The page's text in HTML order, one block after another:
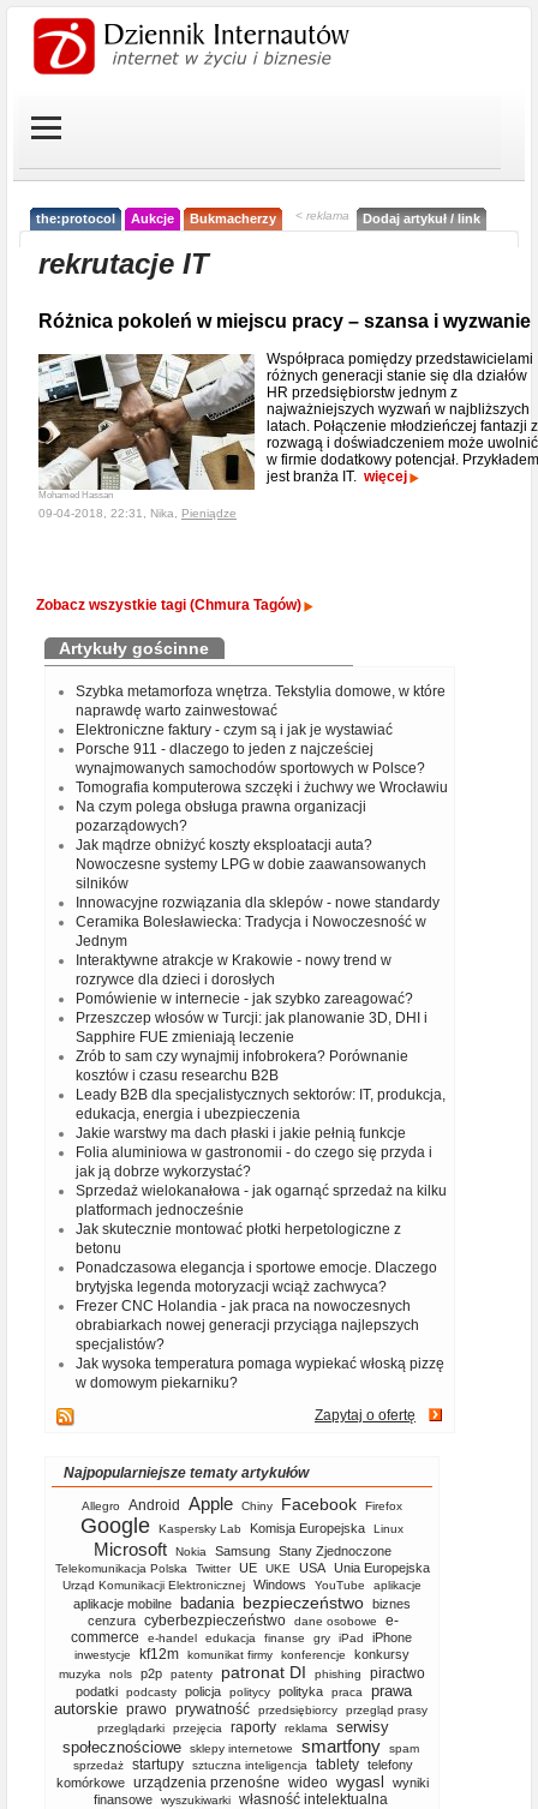
the:protocol Aukcje Bukmacherzy < reklama Dodaj artykuł / link
rekrutacje IT
Różnica pokoleń w miejscu pracy – szansa i wyzwanie
Mohamed Hassan
Współpraca pomiędzy przedstawicielami
różnych generacji stanie się dla działów
HR przedsiębiorstw jednym z
najważniejszych wyzwań w najbliższych
latach. Połączenie młodzieńczej fantazji z
rozwagą i doświadczeniem może uwolnić
w firmie dodatkowy potencjał. Przykładem
jest branża IT. więcej
09-04-2018, 22:31, Nika, Pieniądze
Zobacz wszystkie tagi (Chmura Tagów)
Artykuły gościnne
Szybka metamorfoza wnętrza. Tekstylia domowe, w które
naprawdę warto zainwestować
Elektroniczne faktury - czym są i jak je wystawiać
Porsche 911 - dlaczego to jeden z najcześciej
wynajmowanych samochodów sportowych w Polsce?
Tomografia komputerowa szczęki i żuchwy we Wrocławiu
Na czym polega obsługa prawna organizacji
pozarządowych?
Jak mądrze obniżyć koszty eksploatacji auta?
Nowoczesne systemy LPG w dobie zaawansowanych
silników
Innowacyjne rozwiązania dla sklepów - nowe standardy
Ceramika Bolesławiecka: Tradycja i Nowoczesność w
Jednym
Interaktywne atrakcje w Krakowie - nowy trend w
rozrywce dla dzieci i dorosłych
Pomówienie w internecie - jak szybko zareagować?
Przeszczep włosów w Turcji: jak planowanie 3D, DHI i
Sapphire FUE zmieniają leczenie
Zrób to sam czy wynajmij infobrokera? Porównanie
kosztów i czasu researchu B2B
Leady B2B dla specjalistycznych sektorów: IT, produkcja,
edukacja, energia i ubezpieczenia
Jakie warstwy ma dach płaski i jakie pełnią funkcje
Folia aluminiowa w gastronomii - do czego się przyda i
jak ją dobrze wykorzystać?
Sprzedaż wielokanałowa - jak ogarnąć sprzedaż na kilku
platformach jednocześnie
Jak skutecznie montować płotki herpetologiczne z
betonu
Ponadczasowa elegancja i sportowe emocje. Dlaczego
brytyjska legenda motoryzacji wciąż zachwyca?
Frezer CNC Holandia - jak praca na nowoczesnych
obrabiarkach nowej generacji przyciąga najlepszych
specjalistów?
Jak wysoka temperatura pomaga wypiekać włoską pizzę
w domowym piekarniku?
Zapytaj o ofertę
Najpopularniejsze tematy artykułów
Allegro Android Apple Chiny Facebook Firefox
Google Kaspersky Lab Komisja Europejska Linux
Microsoft Nokia Samsung Stany Zjednoczone
Telekomunikacja Polska Twitter UE UKE USA Unia Europejska
Urząd Komunikacji Elektronicznej Windows YouTube aplikacje
aplikacje mobilne badania bezpieczeństwo biznes
cenzura cyberbezpieczeństwo dane osobowe
e-
commerce
e-handel edukacja finanse gry iPad iPhone
inwestycje kf12m komunikat firmy konferencje konkursy
muzyka nols p2p patenty patronat DI phishing piractwo
podatki podcasty policja politycy polityka praca
prawa
autorskie prawo prywatność przedsiębiorcy
przegląd prasy
przeglądarki
przejęcia raporty reklama
serwisy
społecznościowe
sklepy internetowe smartfony
spam
sprzedaż
startupy sztuczna inteligencja tablety telefony
komórkowe
urządzenia przenośne wideo wygasl
wyniki
finansowe
wyszukiwarki własność intelektualna